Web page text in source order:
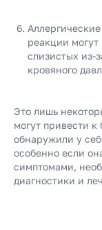
реакции
слизистых из-
кровяного
Это лишь
могут привести
обнаружили у
особенно если
симптомами,
диагностики и